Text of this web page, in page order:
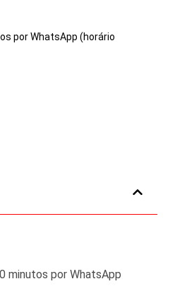
por WhatsApp (horário
minutos por WhatsApp